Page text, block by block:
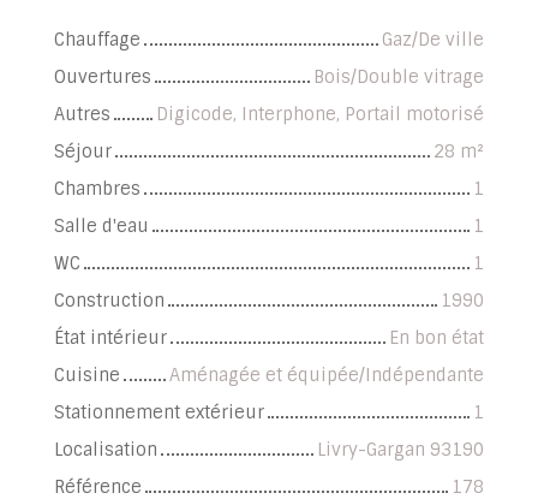
Chauffage
Gaz/De ville
Ouvertures
Bois/Double vitrage
Autres
Digicode, Interphone, Portail motorisé
Séjour
28 m²
Chambres
1
Salle d'eau
1
WC
1
Construction
1990
État intérieur
En bon état
Cuisine
Aménagée et équipée/Indépendante
Stationnement extérieur
1
Localisation
Livry-Gargan 93190
Référence
178